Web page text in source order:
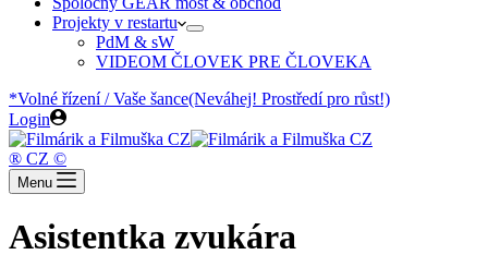
Projekty v restartu
PdM & sW
VIDEOM ČLOVEK PRE ČLOVEKA
*Volné řízení / Vaše šance(Neváhej! Prostředí pro růst!)
Login
® CZ ©
Menu
Asistentka zvukára